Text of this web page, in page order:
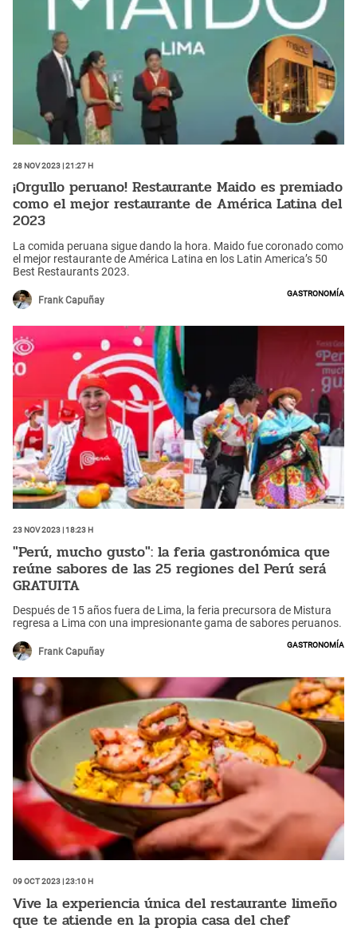
28 Nov 2023 | 21:27 h
¡Orgullo peruano! Restaurante Maido es premiado
como el mejor restaurante de América Latina del
2023
La comida peruana sigue dando la hora. Maido fue coronado como
el mejor restaurante de América Latina en los Latin America’s 50
Best Restaurants 2023.
Frank Capuñay
Gastronomía
23 Nov 2023 | 18:23 h
"Perú, mucho gusto": la feria gastronómica que
reúne sabores de las 25 regiones del Perú será
GRATUITA
Después de 15 años fuera de Lima, la feria precursora de Mistura
regresa a Lima con una impresionante gama de sabores peruanos.
Frank Capuñay
Gastronomía
09 Oct 2023 | 23:10 h
Vive la experiencia única del restaurante limeño
que te atiende en la propia casa del chef